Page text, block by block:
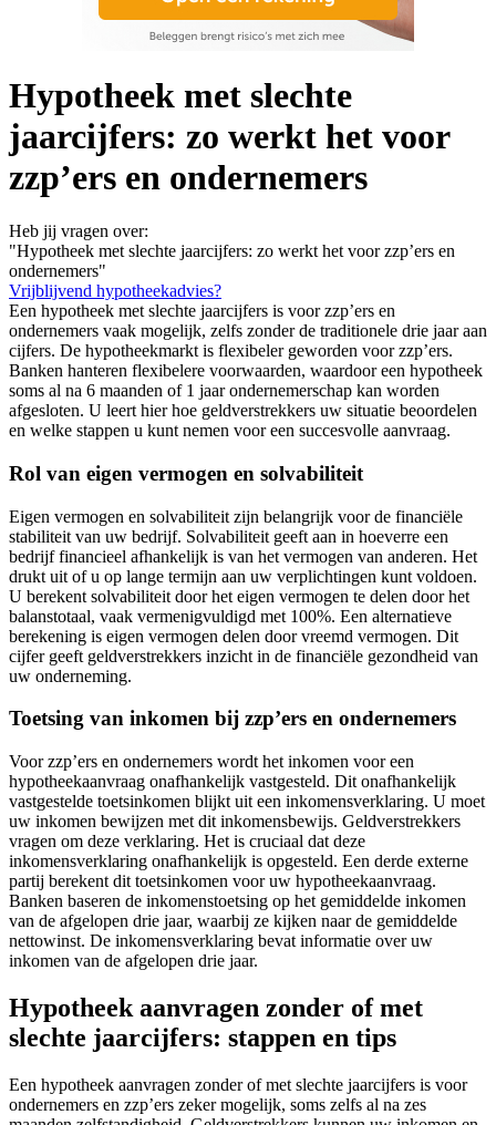
Hypotheek met slechte
jaarcijfers: zo werkt het voor
zzp’ers en ondernemers
Heb jij vragen over:
"Hypotheek met slechte jaarcijfers: zo werkt het voor zzp’ers en
ondernemers"
Vrijblijvend hypotheekadvies?
Een hypotheek met slechte jaarcijfers is voor zzp’ers en
ondernemers vaak mogelijk, zelfs zonder de traditionele drie jaar aan
cijfers. De hypotheekmarkt is flexibeler geworden voor zzp’ers.
Banken hanteren flexibelere voorwaarden, waardoor een hypotheek
soms al na 6 maanden of 1 jaar ondernemerschap kan worden
afgesloten. U leert hier hoe geldverstrekkers uw situatie beoordelen
en welke stappen u kunt nemen voor een succesvolle aanvraag.
Rol van eigen vermogen en solvabiliteit
Eigen vermogen en solvabiliteit zijn belangrijk voor de financiële
stabiliteit van uw bedrijf. Solvabiliteit geeft aan in hoeverre een
bedrijf financieel afhankelijk is van het vermogen van anderen. Het
drukt uit of u op lange termijn aan uw verplichtingen kunt voldoen.
U berekent solvabiliteit door het eigen vermogen te delen door het
balanstotaal, vaak vermenigvuldigd met 100%. Een alternatieve
berekening is eigen vermogen delen door vreemd vermogen. Dit
cijfer geeft geldverstrekkers inzicht in de financiële gezondheid van
uw onderneming.
Toetsing van inkomen bij zzp’ers en ondernemers
Voor zzp’ers en ondernemers wordt het inkomen voor een
hypotheekaanvraag onafhankelijk vastgesteld. Dit onafhankelijk
vastgestelde toetsinkomen blijkt uit een inkomensverklaring. U moet
uw inkomen bewijzen met dit inkomensbewijs. Geldverstrekkers
vragen om deze verklaring. Het is cruciaal dat deze
inkomensverklaring onafhankelijk is opgesteld. Een derde externe
partij berekent dit toetsinkomen voor uw hypotheekaanvraag.
Banken baseren de inkomenstoetsing op het gemiddelde inkomen
van de afgelopen drie jaar, waarbij ze kijken naar de gemiddelde
nettowinst. De inkomensverklaring bevat informatie over uw
inkomen van de afgelopen drie jaar.
Hypotheek aanvragen zonder of met
slechte jaarcijfers: stappen en tips
Een hypotheek aanvragen zonder of met slechte jaarcijfers is voor
ondernemers en zzp’ers zeker mogelijk, soms zelfs al na zes